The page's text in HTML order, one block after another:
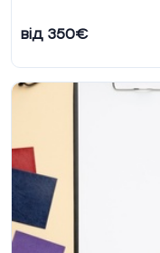
зробимо всі роботи
від 350€